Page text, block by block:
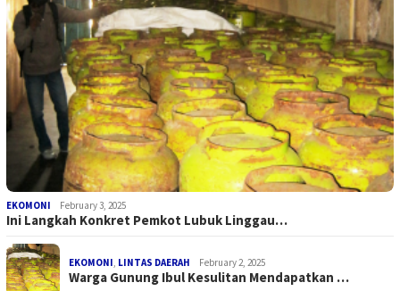
EKOMONI February 3, 2025
Ini Langkah Konkret Pemkot Lubuk Linggau…
EKOMONI, LINTAS DAERAH February 2, 2025
Warga Gunung Ibul Kesulitan Mendapatkan …